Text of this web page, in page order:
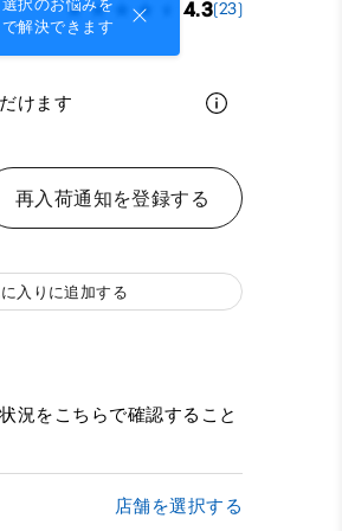
択のお悩みを
解決できます
4.3(23)
けます
再入荷通知を登録する
入りに追加する
況をこちらで確認すること
店舗を選択する